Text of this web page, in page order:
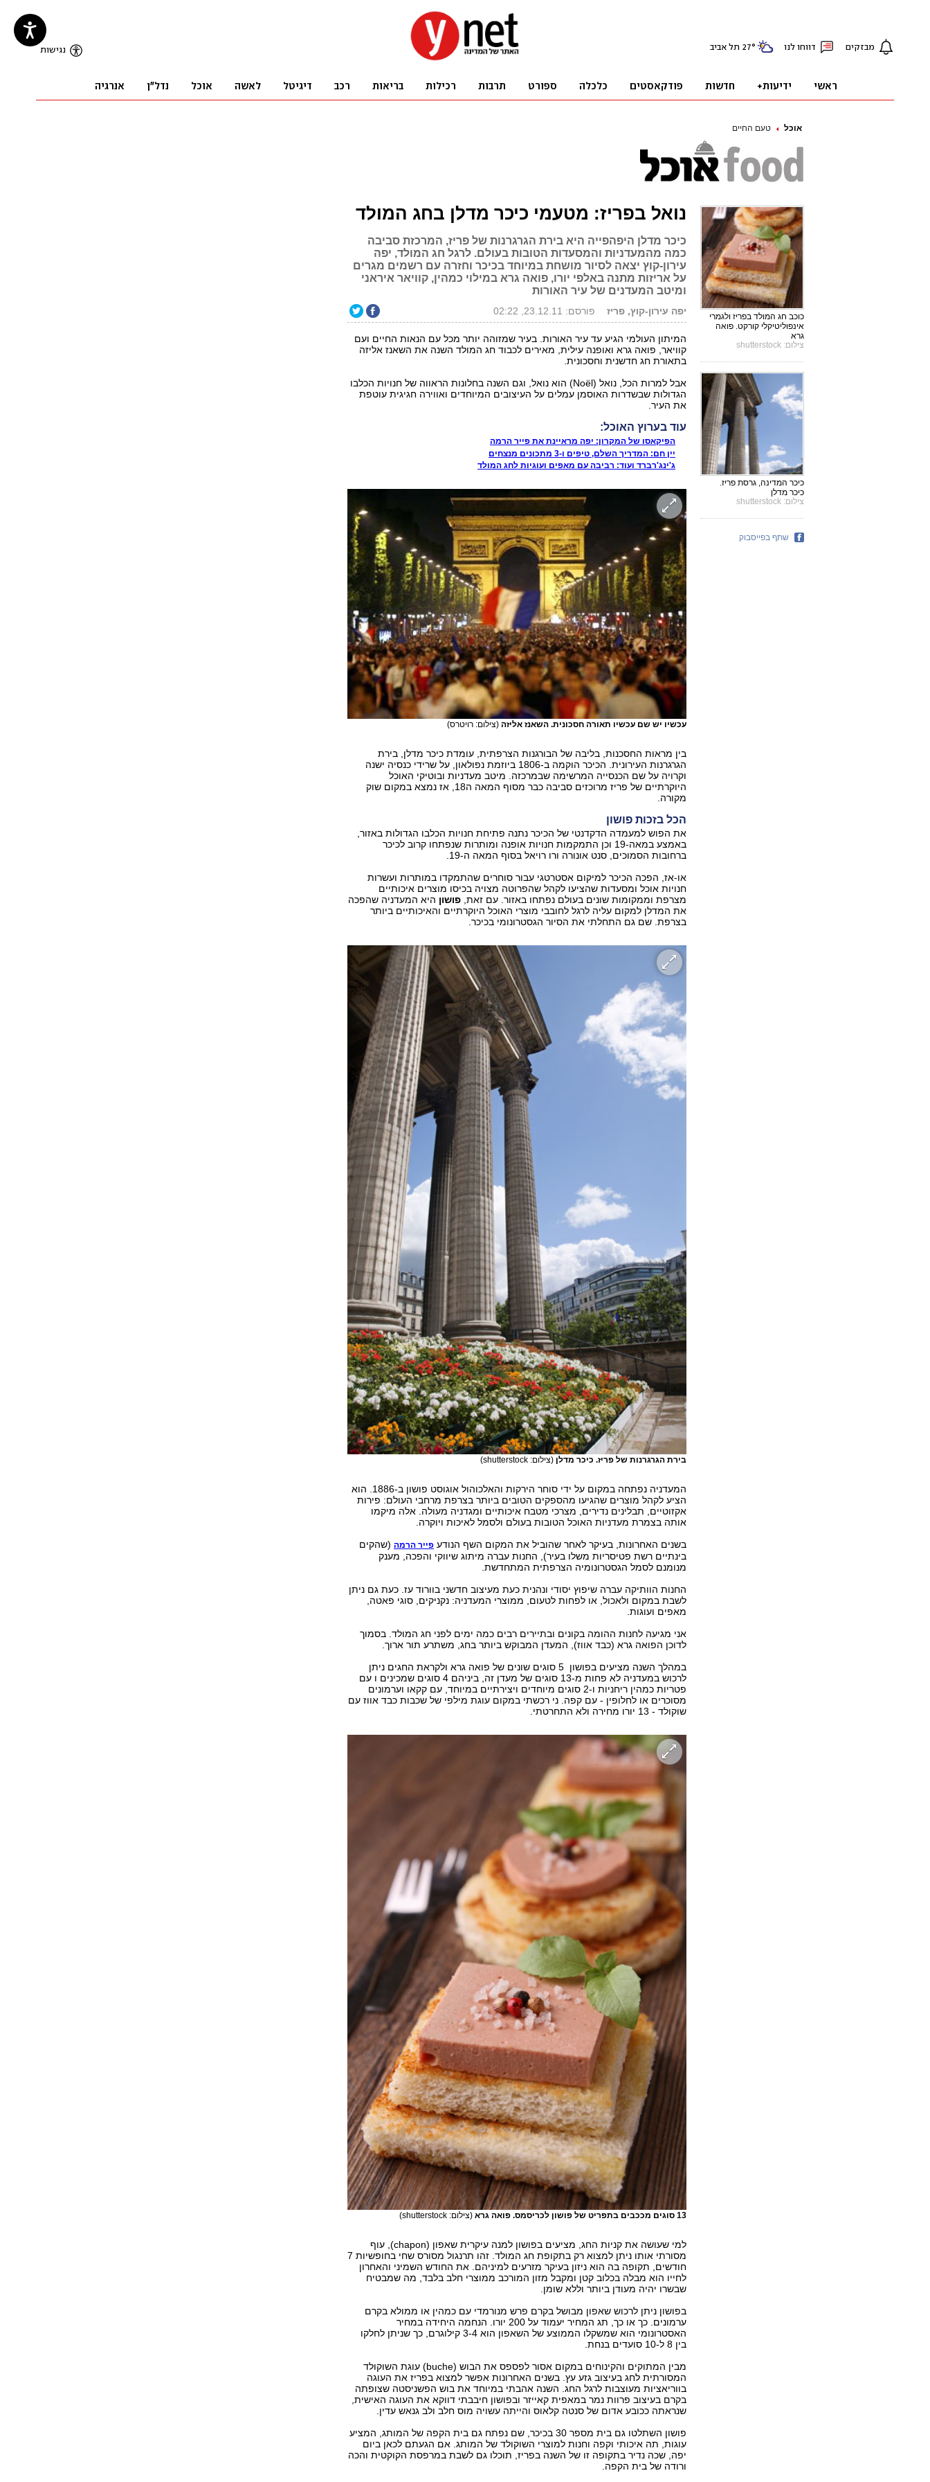
אוכל טעם החיים
נואל בפריז: מטעמי כיכר מדלן בחג המולד
כיכר מדלן היפהפייה היא בירת הגרגרנות של פריז, המרכזת סביבה
כמה מהמעדניות והמסעדות הטובות בעולם. לרגל חג המולד, יפה
עירון-קוץ יצאה לסיור מושחת במיוחד בכיכר וחזרה עם רשמים מגרים
על אריזות מתנה באלפי יורו, פואה גרא במילוי כמהין, קוויאר איראני
ומיטב המעדנים של עיר האורות
יפה עירון-קוץ, פריז פורסם: 23.12.11, 02:22
המיתון העולמי הגיע עד עיר האורות. בעיר שמזוהה יותר מכל עם הנאות החיים ועם
קוויאר, פואה גרא ואופנה עילית, מאירים לכבוד חג המולד השנה את השאנז אליזה
בתאורת חג חדשנית וחסכונית.
אבל למרות הכל, נואל (Noël) הוא נואל, וגם השנה בחלונות הראווה של חנויות הכלבו
הגדולות שבשדרות האוסמן עמלים על העיצובים המיוחדים ואווירה חגיגית עוטפת
את העיר.
עוד בערוץ האוכל:
הפיקאסו של המקרון: יפה מראיינת את פייר הרמה
יין חם: המדריך השלם, טיפים ו-3 מתכונים מנצחים
ג'ינג'רברד ועוד: רביבה עם מאפים ועוגיות לחג המולד
עכשיו יש שם עכשיו תאורה חסכונית. השאנז אליזה (צילום: רויטרס)
בין מראות החסכנות, בליבה של הבורגנות הצרפתית, עומדת כיכר מדלן, בירת
הגרגרנות העירונית. הכיכר הוקמה ב-1806 ביוזמת נפולאון, על שרידי כנסיה ישנה
וקרויה על שם הכנסייה המרשימה שבמרכזה. מיטב מעדניות ובוטיקי האוכל
היוקרתיים של פריז מרוכזים סביבה כבר מסוף המאה ה18, אז נמצא במקום שוק
מקורה.
הכל בזכות פושון
את הפוש למעמדה הדקדנטי של הכיכר נתנה פתיחת חנויות הכלבו הגדולות באזור,
באמצע במאה-19 וכן התמקמות חנויות אופנה ומותרות שנפתחו קרוב לכיכר
ברחובות הסמוכים, סנט אונורה ורו רויאל בסוף המאה ה-19.
או-אז, הפכה הכיכר למיקום אסטרטגי עבור סוחרים שהתמקדו במותרות ועשרות
חנויות אוכל ומסעדות שהציעו לקהל שהפרוטה מצויה בכיסו מוצרים איכותיים
מצרפת וממקומות שונים בעולם נפתחו באזור. עם זאת, פושון היא המעדניה שהפכה
את המדלן למקום עליה לרגל לחובבי מוצרי האוכל היוקרתיים והאיכותיים ביותר
בצרפת. שם גם התחלתי את הסיור הגסטרונומי בכיכר.
בירת הגרגרנות של פריז. כיכר מדלן (צילום: shutterstock)
המעדניה נפתחה במקום על ידי סוחר הירקות והאלכוהול אוגוסט פושון ב-1886. הוא
הציע לקהל מוצרים שהגיעו מהספקים הטובים ביותר בצרפת מרחבי העולם: פירות
אקזוטיים, תבלינים נדירים, מצרכי מטבח איכותיים ומגדניה מעולה. אלה מיקמו
אותה בצמרת מעדניות האוכל הטובות בעולם ולסמל לאיכות ויוקרה.
בשנים האחרונות, בעיקר לאחר שהוביל את המקום השף הנודע פייר הרמה(שהקים
בינתיים רשת פטיסריות משלו בעיר), החנות עברה מיתוג שיווקי והפכה, מענק
מנומנם לסמל הגסטרונומיה הצרפתית המתחדשת.
החנות הוותיקה עברה שיפוץ יסודי ונהנית כעת מעיצוב חדשני בוורוד עז. כעת גם ניתן
לשבת במקום ולאכול, או לפחות לטעום, ממוצרי המעדניה: נקניקים, סוגי פאטה,
מאפים ועוגות.
אני מגיעה לחנות ההומה בקונים ובתיירים רבים כמה ימים לפני חג המולד. בסמוך
לדוכן הפואה גרא (כבד אווז), המעדן המבוקש ביותר בחג, משתרע תור ארוך.
במהלך השנה מציעים בפושון 5 סוגים שונים של פואה גרא ולקראת החגים ניתן
לרכוש במעדניה לא פחות מ-13 סוגים של מעדן זה, ביניהם 4 סוגים שמכינים ו עם
פטריות כמהין ריחניות ו-2 סוגים מיוחדים ויצירתיים במיוחד, עם קקאו וערמונים
מסוכרים או לחלופין - עם קפה. ני רכשתי במקום עוגת מילפי של שכבות כבד אווז עם
שוקולד - 13 יורו מחירה ולא התחרטתי.
13 סוגים מככבים בתפריט של פושון לכריסמס. פואה גרא (צילום: shutterstock)
למי שעושה את קניות החג, מציעים בפושון למנה עיקרית שאפון (chapon), עוף
מסורתי אותו ניתן למצוא רק בתקופת חג המולד. זהו תרנגול מסורס שחי בחופשיות 7
חודשים, תקופה בה הוא ניזון בעיקר מזרעים למיניהם. את החודש השמיני והאחרון
לחייו הוא מבלה בכלוב קטן ומקבל מזון המורכב ממוצרי חלב בלבד, מה שמבטיח
שבשרו יהיה מעודן ביותר וללא שומן.
בפושון ניתן לרכוש שאפון מבושל בקרם פרש מנורמדי עם כמהין או ממולא בקרם
ערמונים. כך או כך, תג המחיר יעמוד על 200 יורו. הנחמה היחידה במחיר
האסטרונומי הוא שמשקלו הממוצע של השאפון הוא 3-4 קילוגרם, כך שניתן לחלקו
בין 8 ל-10 סועדים בנחת.
מבין המתוקים והקינוחים במקום אסור לפספס את הבוש (buche) עוגת השוקולד
המסורתית לחג בעיצוב גזע עץ. בשנים האחרונות אפשר למצוא בפריז את העוגה
בווריאציות מעוצבות לרגל החג. השנה אהבתי במיוחד את בוש הפשניסטה שצופתה
בקרם בעיצוב פרוות נמר במאפית קאייזר ובפושון חיבבתי דווקא את העוגה האישית,
שנראתה ככובע אדום של סנטה קלאוס והייתה עשויה מוס חלב ולב גנאש עדין.
פושון השתלטו גם בית מספר 30 בכיכר, שם נפתח גם בית הקפה של המותג, המציע
עוגות, תה איכותי וקפה וחנות למוצרי השוקולד של המותג. אם הגעתם לכאן ביום
יפה, שכה נדיר בתקופה זו של השנה בפריז, תוכלו גם לשבת במרפסת הקוקטית והכה
ורודה של בית הקפה.
כוכב חג המולד בפריז ולגמרי
אינפוליטיקלי קורקט. פואה
גרא
צילום: shutterstock
כיכר המדינה, גרסת פריז.
כיכר מדלן
צילום: shutterstock
שתף בפייסבוק